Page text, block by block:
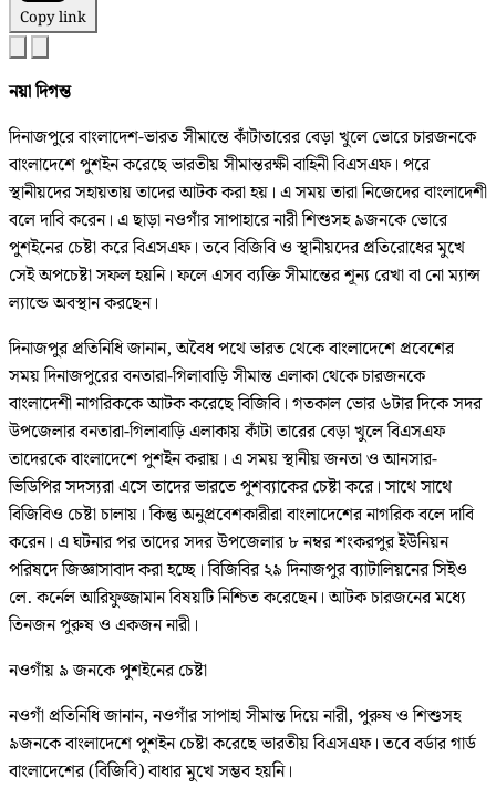
Copy link
নয়া দিগন্ত
দিনাজপুরে বাংলাদেশ-ভারত সীমান্তে কাঁটাতারের বেড়া খুলে ভোরে চারজনকে
বাংলাদেশে পুশইন করেছে ভারতীয় সীমান্তরক্ষী বাহিনী বিএসএফ। পরে
স্থানীয়দের সহায়তায় তাদের আটক করা হয়। এ সময় তারা নিজেদের বাংলাদেশী
বলে দাবি করেন। এ ছাড়া নওগাঁর সাপাহারে নারী শিশুসহ ৯জনকে ভোরে
পুশইনের চেষ্টা করে বিএসএফ। তবে বিজিবি ও স্থানীয়দের প্রতিরোধের মুখে
সেই অপচেষ্টা সফল হয়নি। ফলে এসব ব্যক্তি সীমান্তের শূন্য রেখা বা নো ম্যান্স
ল্যান্ডে অবস্থান করছেন।
দিনাজপুর প্রতিনিধি জানান, অবৈধ পথে ভারত থেকে বাংলাদেশে প্রবেশের
সময় দিনাজপুরের বনতারা-গিলাবাড়ি সীমান্ত এলাকা থেকে চারজনকে
বাংলাদেশী নাগরিককে আটক করেছে বিজিবি। গতকাল ভোর ৬টার দিকে সদর
উপজেলার বনতারা-গিলাবাড়ি এলাকায় কাঁটা তারের বেড়া খুলে বিএসএফ
তাদেরকে বাংলাদেশে পুশইন করায়। এ সময় স্থানীয় জনতা ও আনসার-
ভিডিপির সদস্যরা এসে তাদের ভারতে পুশব্যাকের চেষ্টা করে। সাথে সাথে
বিজিবিও চেষ্টা চালায়। কিন্তু অনুপ্রবেশকারীরা বাংলাদেশের নাগরিক বলে দাবি
করেন। এ ঘটনার পর তাদের সদর উপজেলার ৮ নম্বর শংকরপুর ইউনিয়ন
পরিষদে জিজ্ঞাসাবাদ করা হচ্ছে। বিজিবির ২৯ দিনাজপুর ব্যাটালিয়নের সিইও
লে. কর্নেল আরিফুজ্জামান বিষয়টি নিশ্চিত করেছেন। আটক চারজনের মধ্যে
তিনজন পুরুষ ও একজন নারী।
নওগাঁয় ৯ জনকে পুশইনের চেষ্টা
নওগাঁ প্রতিনিধি জানান, নওগাঁর সাপাহা সীমান্ত দিয়ে নারী, পুরুষ ও শিশুসহ
৯জনকে বাংলাদেশে পুশইন চেষ্টা করেছে ভারতীয় বিএসএফ। তবে বর্ডার গার্ড
বাংলাদেশের (বিজিবি) বাধার মুখে সম্ভব হয়নি।